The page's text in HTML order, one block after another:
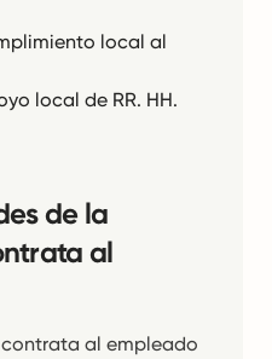
local al
local de RR. HH.
de la
al
al empleado